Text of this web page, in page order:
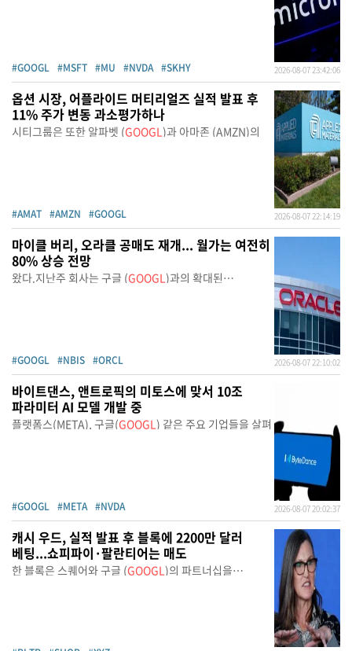
#GOOGL #MSFT #MU #NVDA #SKHY 2026-08-07 23:42:06
옵션 시장, 어플라이드 머티리얼즈 실적 발표 후
11% 주가 변동 과소평가하나
시티그룹은 또한 알파벳 (GOOGL)과 아마존 (AMZN)의
#AMAT #AMZN #GOOGL 2026-08-07 22:14:19
마이클 버리, 오라클 공매도 재개... 월가는 여전히
80% 상승 전망
왔다.지난주 회사는 구글 (GOOGL)과의 확대된
#GOOGL #NBIS #ORCL 2026-08-07 22:10:02
바이트댄스, 앤트로픽의 미토스에 맞서 10조
파라미터 AI 모델 개발 중
플랫폼스(META), 구글(GOOGL) 같은 주요 기업들을 살펴
#GOOGL #META #NVDA 2026-08-07 20:02:37
캐시 우드, 실적 발표 후 블록에 2200만 달러
베팅...쇼피파이·팔란티어는 매도
한 블록은 스퀘어와 구글 (GOOGL)의 파트너십을